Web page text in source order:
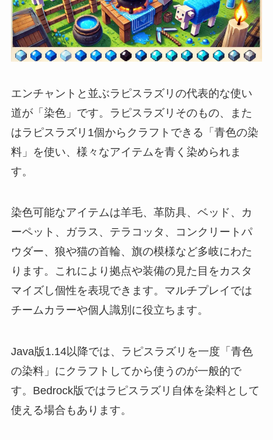
エンチャントと並ぶラピスラズリの代表的な使い
道が「染色」です。ラピスラズリそのもの、また
はラピスラズリ1個からクラフトできる「青色の染
料」を使い、様々なアイテムを青く染められま
す。
染色可能なアイテムは羊毛、革防具、ベッド、カ
ーペット、ガラス、テラコッタ、コンクリートパ
ウダー、狼や猫の首輪、旗の模様など多岐にわた
ります。これにより拠点や装備の見た目をカスタ
マイズし個性を表現できます。マルチプレイでは
チームカラーや個人識別に役立ちます。
Java版1.14以降では、ラピスラズリを一度「青色
の染料」にクラフトしてから使うのが一般的で
す。Bedrock版ではラピスラズリ自体を染料として
使える場合もあります。